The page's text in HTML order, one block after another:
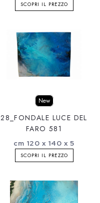
SCOPRI IL PREZZO
New
28_FONDALE LUCE DEL
FARO 581
cm 120 x 140 x 5
SCOPRI IL PREZZO